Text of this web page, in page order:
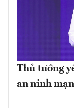
Thủ tướng
an ninh